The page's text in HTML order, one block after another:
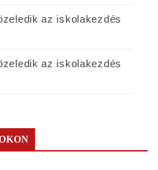
az iskolakezdés
az iskolakezdés